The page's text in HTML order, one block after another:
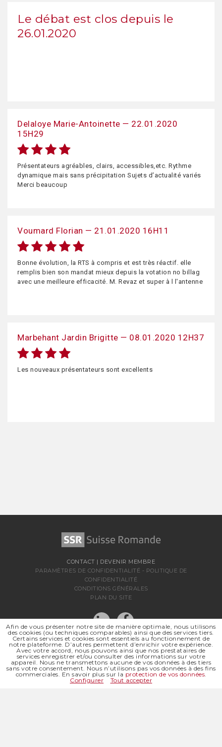
Le débat est clos depuis le
26.01.2020
Delaloye Marie-Antoinette — 22.01.2020
15H29
Présentateurs agréables, clairs, accessibles,etc. Rythme
dynamique mais sans précipitation Sujets d’actualité variés
Merci beaucoup
Voumard Florian — 21.01.2020 16H11
Bonne évolution, la RTS à compris et est très réactif. elle
remplis bien son mandat mieux depuis la votation no billag
avec une meilleure efficacité. M. Revaz et super à l l'antenne
Marbehant Jardin Brigitte — 08.01.2020 12H37
Les nouveaux présentateurs sont excellents
CONTACT | DEVENIR MEMBRE
PARAMÈTRES DE CONFIDENTIALITÉ - POLITIQUE DE
CONFIDENTIALITÉ
CONDITIONS GÉNÉRALES
PLAN DU SITE
SSR SUISSE ROMANDE
SOCIÉTÉ RÉGIONALE DE
Afin de vous présenter notre site de manière optimale, nous utilisons
des cookies (ou techniques comparables) ainsi que des services tiers.
Certains services et cookies sont essentiels au fonctionnement de
notre plateforme. D’autres permettent d’enrichir votre expérience.
Avec votre accord, nous pouvons ainsi que nos prestataires de
services enregistrer et/ou consulter des informations sur votre
appareil. Nous ne transmettons aucune de vos données à des tiers
sans votre consentement. Nous n’utilisons pas vos données à des fins
commerciales. En savoir plus sur la protection de vos données.
Configurer
Tout accepter